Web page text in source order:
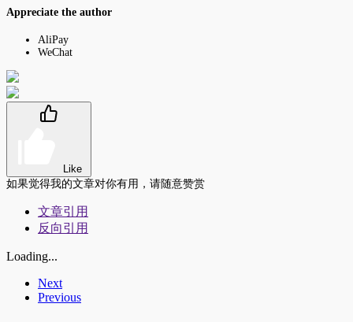
Appreciate the author
AliPay
WeChat
Like
如果觉得我的文章对你有用，请随意赞赏
文章引用
反向引用
Loading...
Next
Previous